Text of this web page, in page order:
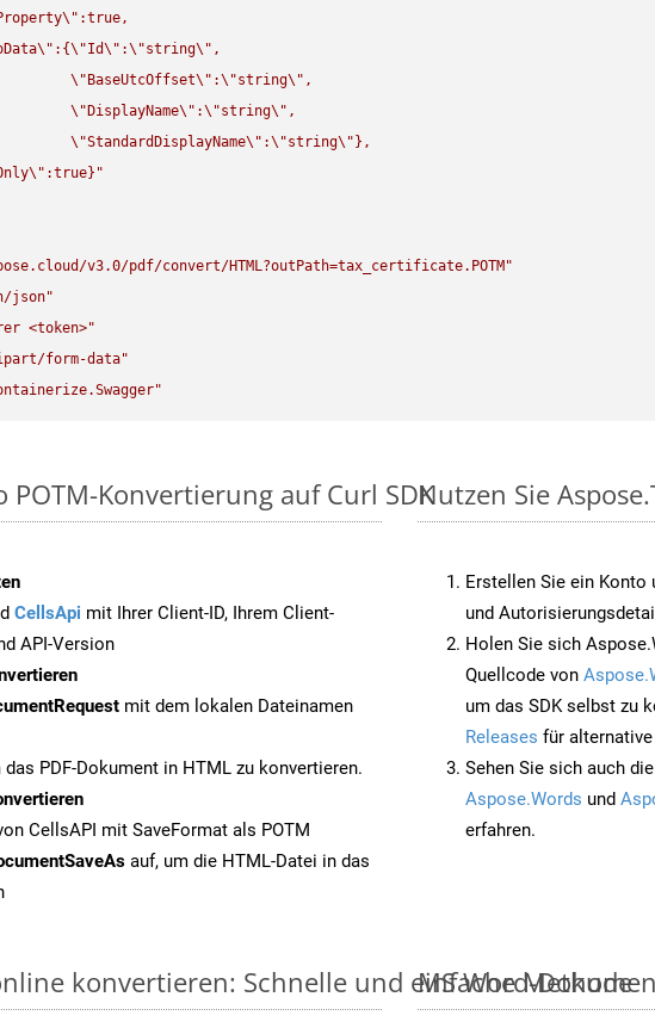
\" :true,
\" :{\"Id\" :\"string\" ,
\" BaseUtcOffset\" :\"string\" ,
\" DisplayName\" :\"string\" ,
\"StandardDisplayName\" :\"string\" },
\" :true}"
v3.0/pdf/convert/HTML?outPath=tax_certificate.POTM"
json"
<token>"
form-data"
POTM-Konvertierung auf Curl SDK
CellsApi mit Ihrer Client-ID, Ihrem Client-
API-Version
mit dem lokalen Dateinamen
PDF-Dokument in HTML zu konvertieren.
CellsAPI mit SaveFormat als POTM
auf, um die HTML-Datei in das
Nutzen Sie
Erstellen Sie ein Konto
und
Holen Sie sich
Quellcode von
um das SDK selbst zu
Releases für
Sehen Sie sich auch
Aspose.Words und
erfahren.
konvertieren: Schnelle und einfache Methode
MS Word-